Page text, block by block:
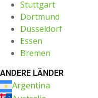
Stuttgart
Dortmund
Düsseldorf
Essen
Bremen
ANDERE LÄNDER
Argentina